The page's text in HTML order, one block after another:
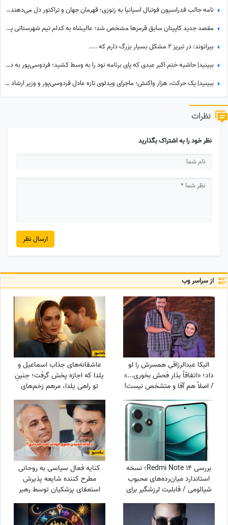
نامه جالب فدراسیون فوتبال اسپانیا به زنوزی؛ قهرمان جهان و تراکتور دل می‌دهند و قلوه می‌گیرند!
مقصد جدید کاپیتان سابق قرمزها مشخص شد؛ عالیشاه به کدام تیم شهرستانی پیوست؟
بیرانوند: در تبریز 2 مشکل بسیار بزرگ دارم که ....
ببینید| حاشیه ختم اکبر عبدی که پای برنامه نود را به وسط کشید؛ فردوسی‌پور به دستبوسی وزیر چه واکنشی نشان داد؟
ببینید| یک حرکت، هزار واکنش؛ ماجرای ویدئوی تازه عادل فردوسی‌پور و وزیر ارشاد در مراسم ختم اکبر عبدی چیست؟
نظرات
نظر خود را به اشتراک بگذارید
ارسال نظر
از سراسر وب
الیکا عبدالرزاقی همسرش را لو
داد؛ «اتفاقاً بذار فحش بخوری...»
/ اصلاً هم آقا و متشخص نیست!
عاشقانه‌های جذاب اسماعیل و
یلدا که اجازه پخش گرفت؛ جنینِ
تو راهی یلدا، مرهم زخم‌های
سینا مهراد شد!
بررسی Redmi Note 14؛ نسخه
استاندارد میان‌رده‌های محبوب
شیائومی / قابلیت لرزشگیر برای
دوربین اصلی شیائومی
کنایه فعال سیاسی به روحانی
مطرح کننده شایعه پذیرش
استعفای پزشکیان توسط رهبر
انقلاب: چرا از حمله دشمن به
بیت رهبری جلوگیری نکردی؟